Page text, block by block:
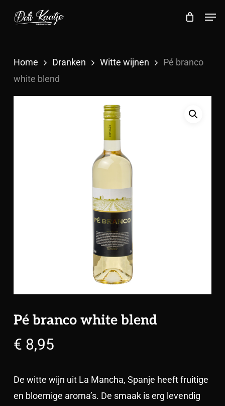
Cart Close
Home Dranken Witte wijnen
Pé branco
white blend
Pé branco white blend
€ 8,95
De witte wijn uit La Mancha, Spanje heeft fruitige
en bloemige aroma’s. De smaak is erg levendig